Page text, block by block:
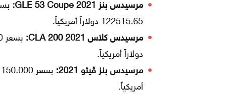
مرسيدس بنز GLE 53 Coupe 2021:
122515.65 دولاراً أمريكياً.
مرسيدس كلاس CLA 200 2021:
دولاراً أمريكياً.
مرسيدس بنز ڤيتو 2021:
أمريكياً.